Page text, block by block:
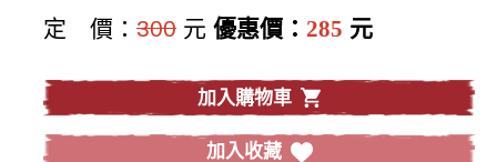
定 價： 300 元 優惠價： 285 元
加入購物車
加入收藏